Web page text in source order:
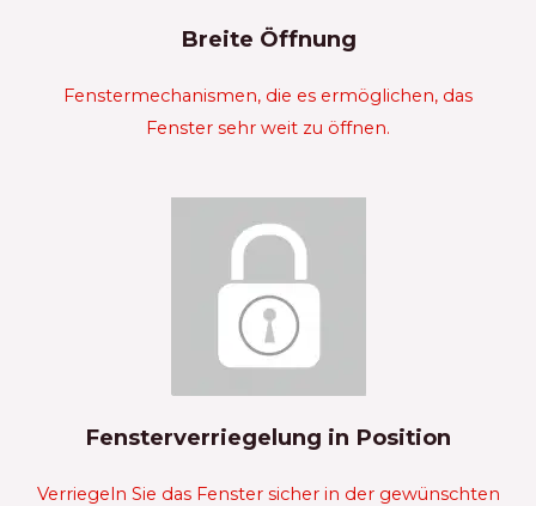
Breite Öffnung
Fenstermechanismen, die es ermöglichen, das
Fenster sehr weit zu öffnen.
Fensterverriegelung in Position
Verriegeln Sie das Fenster sicher in der gewünschten